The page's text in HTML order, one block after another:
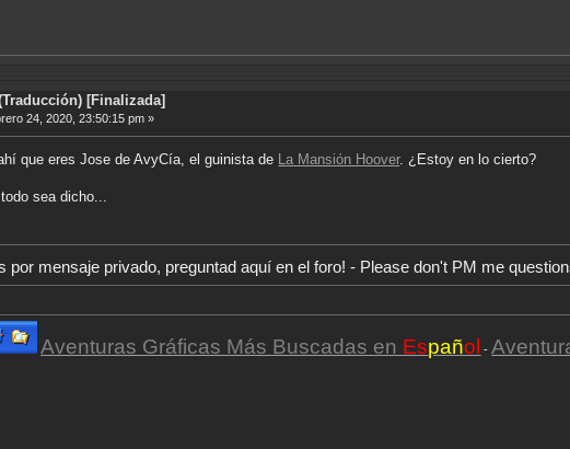
[Finalizada]
24, 2020, 23:50:15 pm »
que eres Jose de AvyCía, el guinista de La Mansión Hoover. ¿Estoy en lo cierto?
sea dicho...
por mensaje privado, preguntad aquí en el foro! - Please don't PM me
Aventuras Gráficas Más Buscadas en Español -